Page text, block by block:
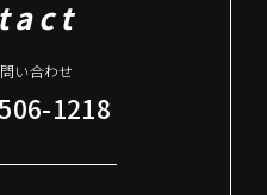
い合わせ
1218